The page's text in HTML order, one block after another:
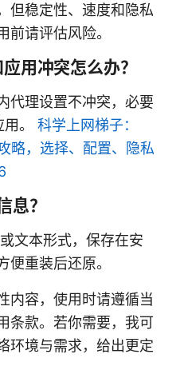
但稳定性、速度和隐私
前请评估风险。
用冲突怎么办？
代理设置不冲突，必要
。 科学上网梯子：
略，选择、配置、隐私
息？
文本形式，保存在安
便重装后还原。
内容，使用时请遵循当
条款。若你需要，我可
环境与需求，给出更定